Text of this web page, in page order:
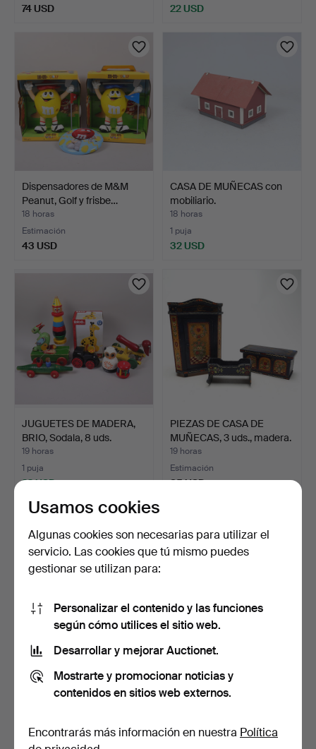
74 USD 22 USD
Dispensadores de M&M
Peanut, Golf y frisbe…
18 horas
Estimación
43 USD
CASA DE MUÑECAS con
mobiliario.
18 horas
1 puja
32 USD
JUGUETES DE MADERA,
BRIO, Sodala, 8 uds.
19 horas
1 puja
22 USD
PIEZAS DE CASA DE
MUÑECAS, 3 uds., madera.
19 horas
Estimación
85 USD
ATELIER FAUNI.
Muumidockor, "Hemulen",
Madera tallada. Fabricac…
1 día
Usamos cookies
Algunas cookies son necesarias para utilizar el
servicio. Las cookies que tú mismo puedes
gestionar se utilizan para:
Personalizar el contenido y las funciones
según cómo utilices el sitio web.
Desarrollar y mejorar Auctionet.
Mostrarte y promocionar noticias y
contenidos en sitios web externos.
Encontrarás más información en nuestra Política